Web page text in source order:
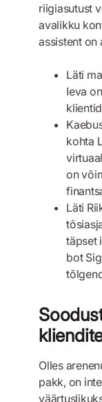
riigiasutust
avalikku
assistent on
Läti
Ieva
kohta
on
Läti
täpset
bot
Olles
pakk, on